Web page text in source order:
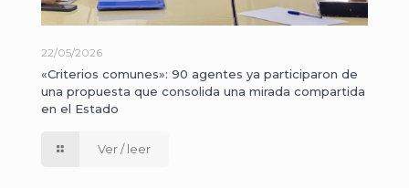
22/05/2026
«Criterios comunes»: 90 agentes ya participaron de
una propuesta que consolida una mirada compartida
en el Estado
Ver / leer